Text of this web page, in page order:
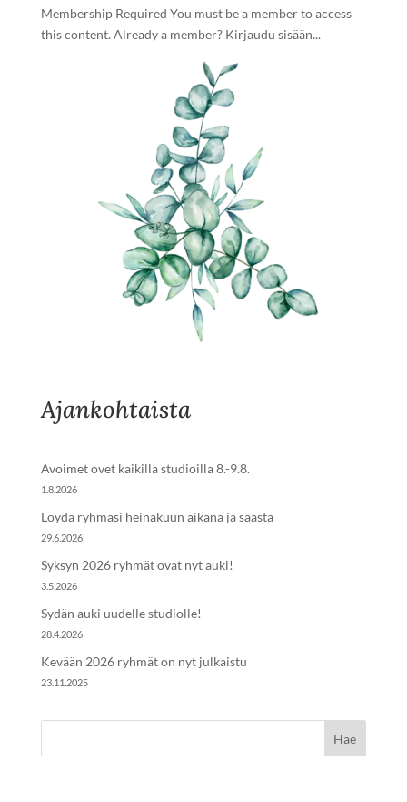
Membership Required You must be a member to access
this content. Already a member? Kirjaudu sisään...
Ajankohtaista
Avoimet ovet kaikilla studioilla 8.-9.8.
1.8.2026
Löydä ryhmäsi heinäkuun aikana ja säästä
29.6.2026
Syksyn 2026 ryhmät ovat nyt auki!
3.5.2026
Sydän auki uudelle studiolle!
28.4.2026
Kevään 2026 ryhmät on nyt julkaistu
23.11.2025